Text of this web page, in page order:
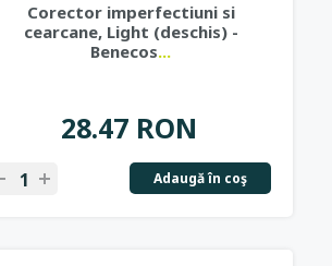
Corector imperfectiuni si
cearcane, Light (deschis) -
Benecos...
28.47 RON
Adaugă în coş